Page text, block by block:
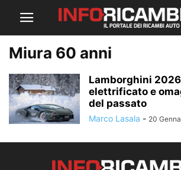
Miura 60 anni
Lamborghini
elettrificato e
del passato
Marco Lasala - 20